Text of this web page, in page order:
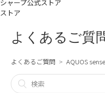
シャープ公式ストア
ストア
よくあるご質
よくあるご質問 AQUOS